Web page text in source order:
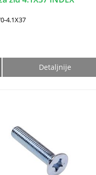
4.1X37
Detaljnije